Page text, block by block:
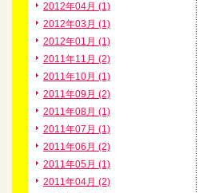
2012年04月 (1)
2012年03月 (1)
2012年01月 (1)
2011年11月 (2)
2011年10月 (1)
2011年09月 (2)
2011年08月 (1)
2011年07月 (1)
2011年06月 (2)
2011年05月 (1)
2011年04月 (2)